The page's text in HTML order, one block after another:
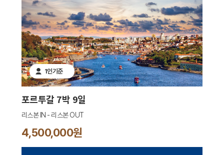
1인기준
포르투갈 7박 9일
리스본 IN - 리스본 OUT
4,500,000원